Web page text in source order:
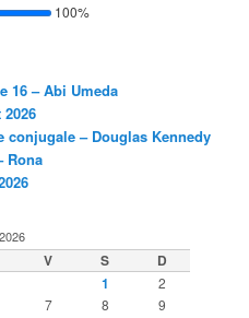
100%
16 – Abi Umeda
conjugale – Douglas Kennedy
Rona
V S
D
1
2
7 8
9